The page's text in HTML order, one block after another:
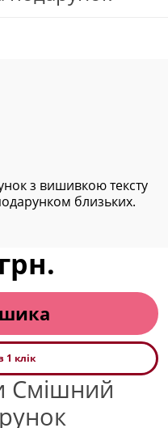
з вишивкою тексту
близьких.
1 клiк
Смішний